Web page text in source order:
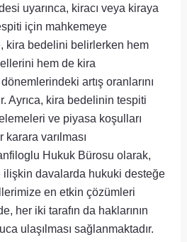
uyarınca, kiracı veya kiraya
için mahkemeye
kira bedelini belirlerken hem
hem de kira
artış oranlarını
Ayrıca, kira bedelinin tespiti
ve piyasa koşulları
varılması
Hukuk Bürosu olarak,
davalarda hukuki desteğe
en etkin çözümleri
her iki tarafın da haklarının
ulaşılması sağlanmaktadır.